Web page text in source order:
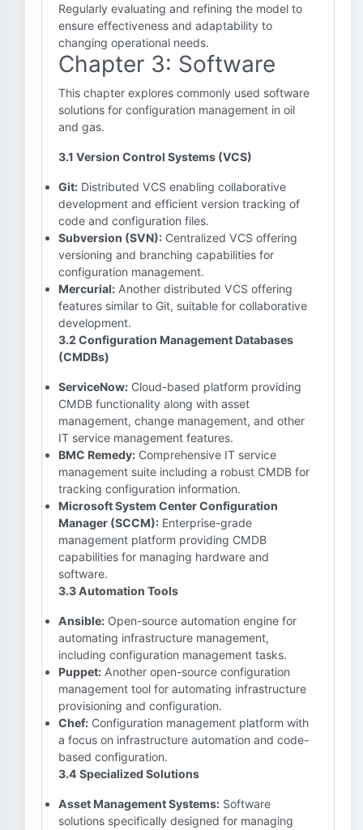
Regularly evaluating and refining the model to
ensure effectiveness and adaptability to
changing operational needs.
Chapter 3: Software
This chapter explores commonly used software
solutions for configuration management in oil
and gas.
3.1 Version Control Systems (VCS)
Git: Distributed VCS enabling collaborative
development and efficient version tracking of
code and configuration files.
Subversion (SVN): Centralized VCS offering
versioning and branching capabilities for
configuration management.
Mercurial: Another distributed VCS offering
features similar to Git, suitable for collaborative
development.
3.2 Configuration Management Databases
(CMDBs)
ServiceNow: Cloud-based platform providing
CMDB functionality along with asset
management, change management, and other
IT service management features.
BMC Remedy: Comprehensive IT service
management suite including a robust CMDB for
tracking configuration information.
Microsoft System Center Configuration
Manager (SCCM): Enterprise-grade
management platform providing CMDB
capabilities for managing hardware and
software.
3.3 Automation Tools
Ansible: Open-source automation engine for
automating infrastructure management,
including configuration management tasks.
Puppet: Another open-source configuration
management tool for automating infrastructure
provisioning and configuration.
Chef: Configuration management platform with
a focus on infrastructure automation and code-
based configuration.
3.4 Specialized Solutions
Asset Management Systems: Software
solutions specifically designed for managing